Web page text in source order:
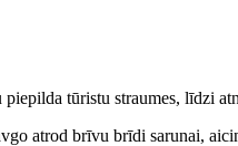
tūristu straumes, līdzi
atrod brīvu brīdi sarunai,